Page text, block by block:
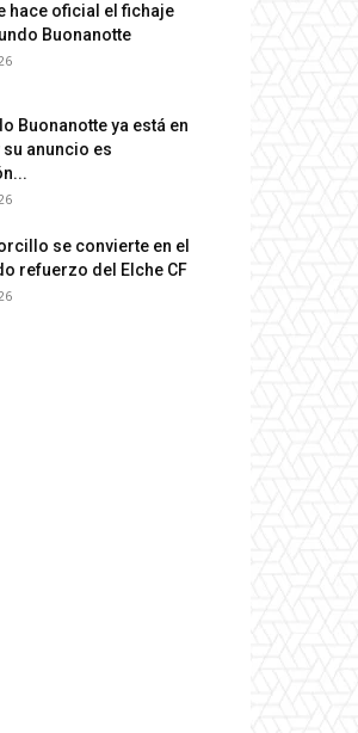
hace oficial el fichaje
Buonanotte
Buonanotte ya está en
su anuncio es
se convierte en el
refuerzo del Elche CF